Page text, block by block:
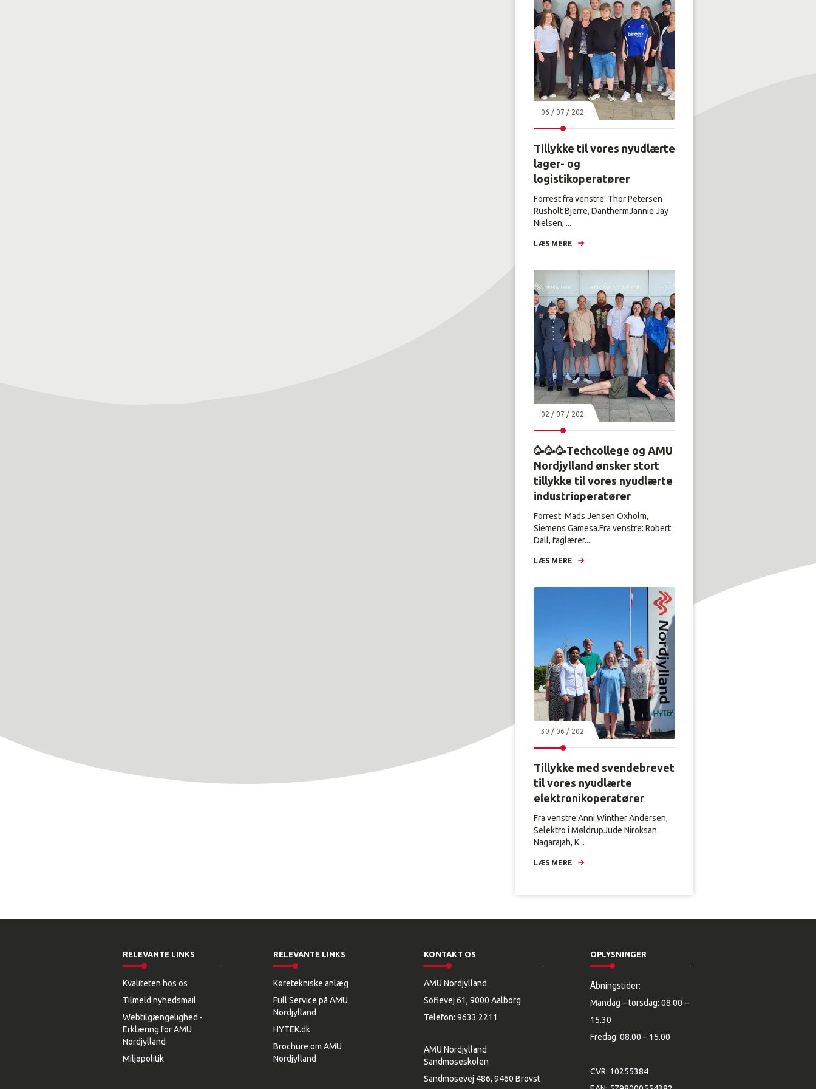
06 / 07 / 2026
Tillykke til vores nyudlærte
lager- og
logistikoperatører
Forrest fra venstre: Thor Petersen
Rusholt Bjerre, DanthermJannie Jay
Nielsen, ...
LÆS MERE
02 / 07 / 2026
🥳🥳🥳Techcollege og AMU
Nordjylland ønsker stort
tillykke til vores nyudlærte
industrioperatører
Forrest: Mads Jensen Oxholm,
Siemens Gamesa.Fra venstre: Robert
Dall, faglærer....
LÆS MERE
30 / 06 / 2026
Tillykke med svendebrevet
til vores nyudlærte
elektronikoperatører
Fra venstre:Anni Winther Andersen,
Selektro i MøldrupJude Niroksan
Nagarajah, K...
LÆS MERE
RELEVANTE LINKS
Kvaliteten hos os
Tilmeld nyhedsmail
Webtilgængelighed -
Erklæring for AMU
Nordjylland
Miljøpolitik
RELEVANTE LINKS
Køretekniske anlæg
Full Service på AMU
Nordjylland
HYTEK.dk
Brochure om AMU
Nordjylland
KONTAKT OS
AMU Nordjylland
Sofievej 61, 9000 Aalborg
Telefon: 9633 2211
AMU Nordjylland
Sandmoseskolen
Sandmosevej 486, 9460 Brovst
OPLYSNINGER
Åbningstider:
Mandag – torsdag: 08.00 –
15.30
Fredag: 08.00 – 15.00
CVR: 10255384